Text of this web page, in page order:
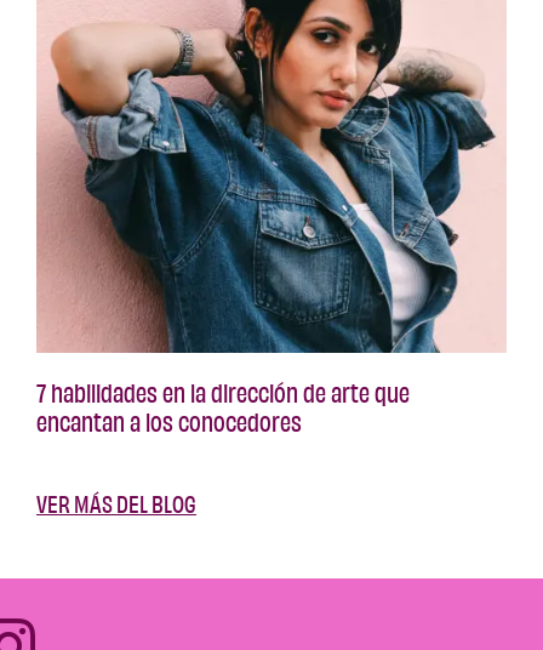
7 habilidades en la dirección de arte que
encantan a los conocedores
VER MÁS DEL BLOG